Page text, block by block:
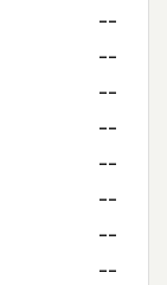
--
--
--
--
--
--
--
--